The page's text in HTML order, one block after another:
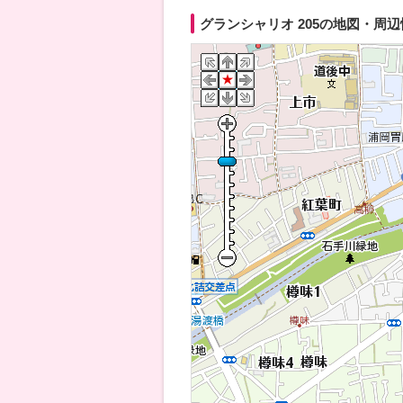
グランシャリオ 205の地図・周辺